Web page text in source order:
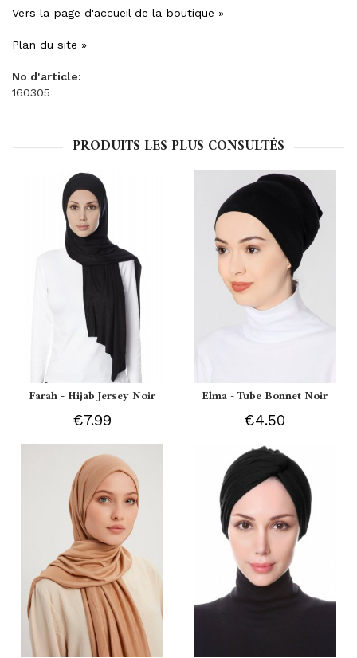
Vers la page d'accueil de la boutique »
Plan du site »
No d'article:
160305
PRODUITS LES PLUS CONSULTÉS
Farah - Hijab Jersey Noir
€7.99
Elma - Tube Bonnet Noir
€4.50